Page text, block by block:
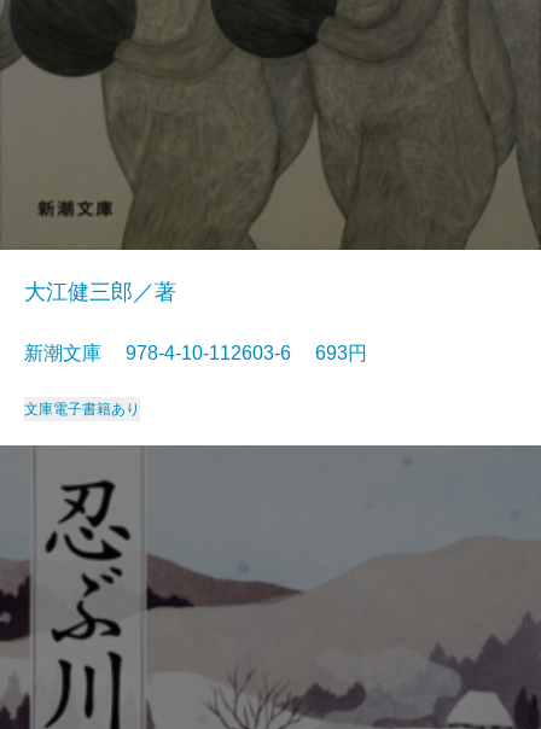
大江健三郎／著
新潮文庫 978-4-10-112603-6 693円
文庫電子書籍あり